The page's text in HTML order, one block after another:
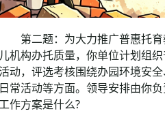
二题：为大力推广普惠托育
机构办托质量，你单位计划组
动，评选考核围绕办园环境安
常活动等方面。领导安排由你
作方案是什么?